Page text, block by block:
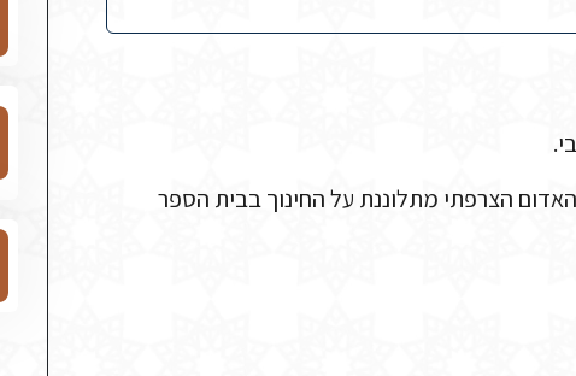
הצרפתי מתלוננת על החינוך בבית הספר